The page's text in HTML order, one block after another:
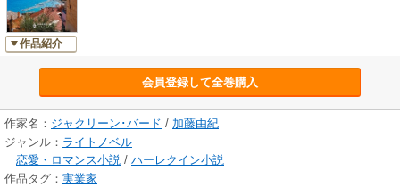
作品紹介
会員登録して全巻購入
作家名： ジャクリーン･バード / 加藤由紀
ジャンル： ライトノベル
恋愛・ロマンス小説 / ハーレクイン小説
作品タグ： 実業家